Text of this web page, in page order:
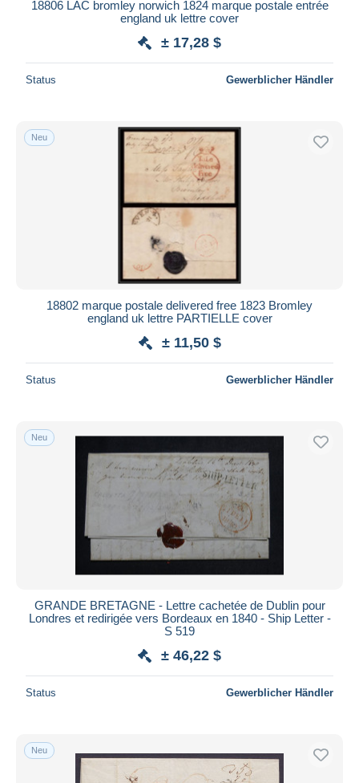
18806 LAC bromley norwich 1824 marque postale entrée
england uk lettre cover
± 17,28 $
Status Gewerblicher Händler
Neu
18802 marque postale delivered free 1823 Bromley
england uk lettre PARTIELLE cover
± 11,50 $
Status Gewerblicher Händler
Neu
GRANDE BRETAGNE - Lettre cachetée de Dublin pour
Londres et redirigée vers Bordeaux en 1840 - Ship Letter -
S 519
± 46,22 $
Status Gewerblicher Händler
Neu